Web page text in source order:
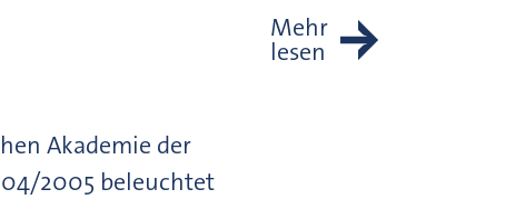
Akademie der
2005 beleuchtet
Mehr
lesen